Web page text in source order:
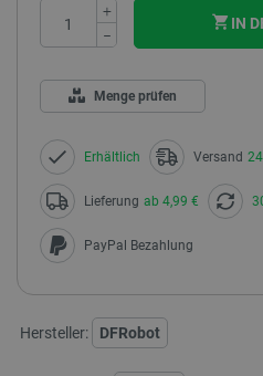
+
−
IN
Menge prüfen
Erhältlich Versand
Lieferung ab 4,99 €
PayPal Bezahlung
Hersteller: DFRobot